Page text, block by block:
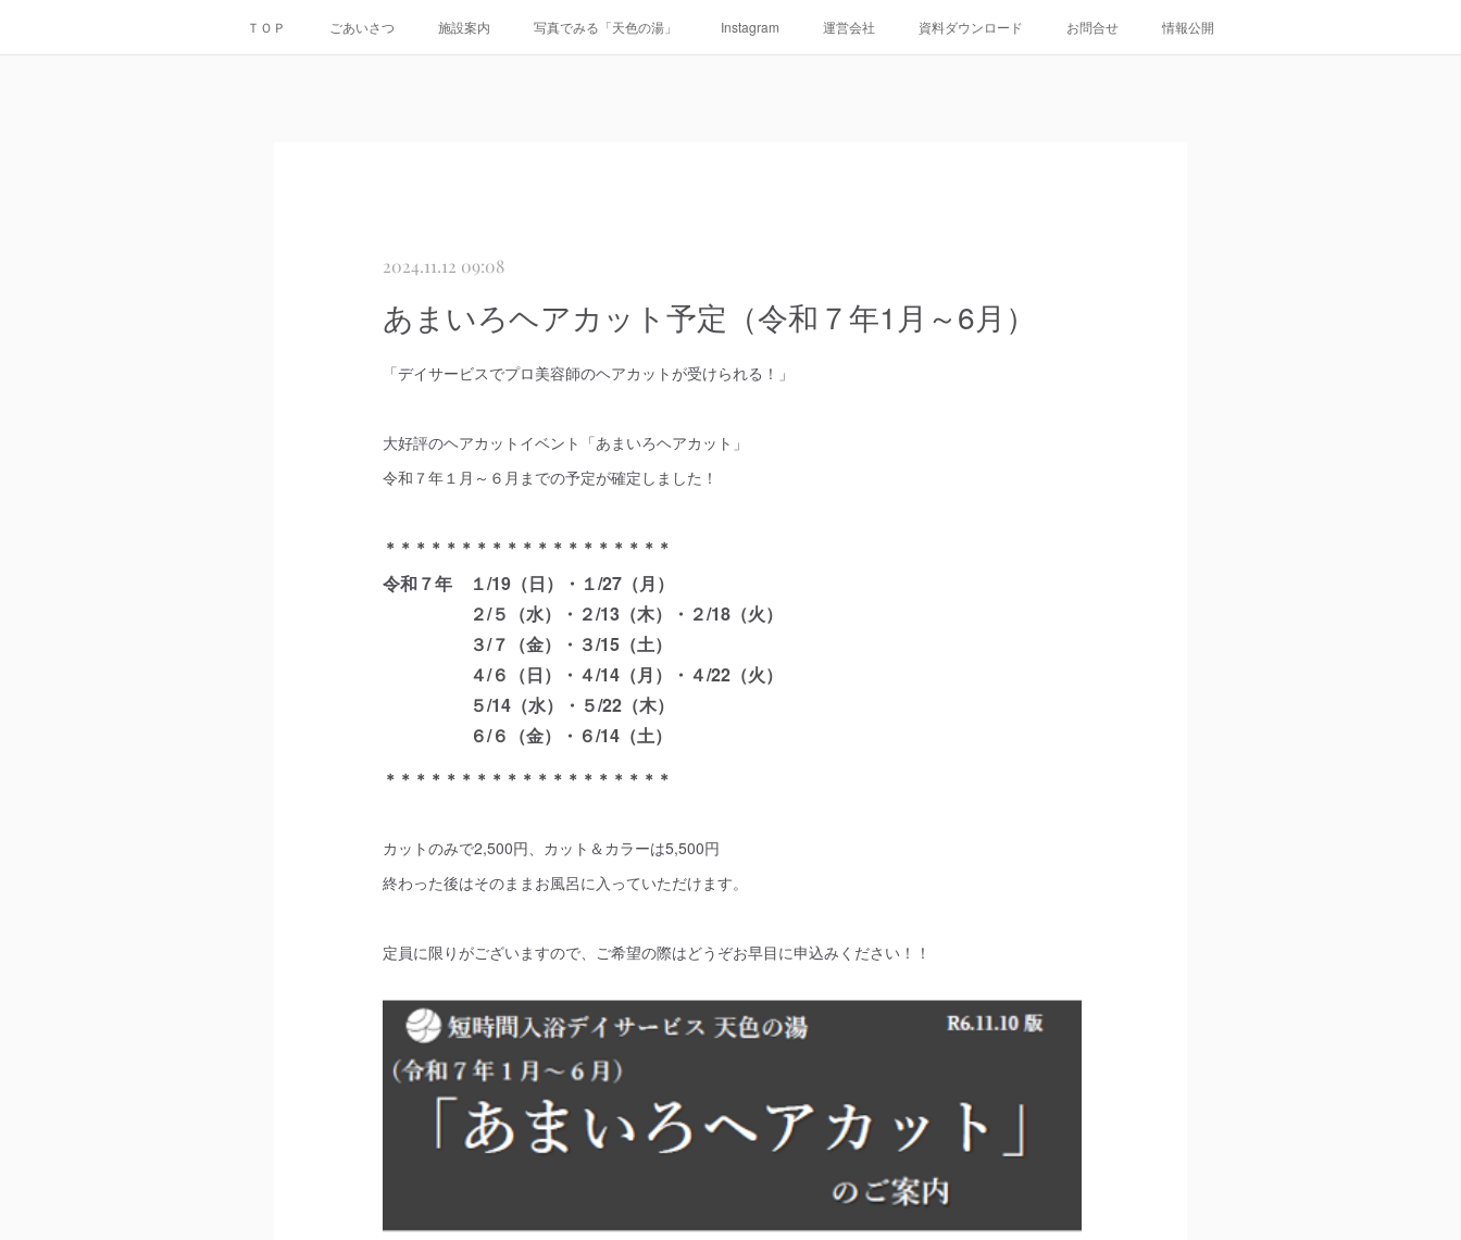
ＴＯＰ ごあいさつ 施設案内 写真でみる「天色の湯」 Instagram 運営会社 資料ダウンロード お問合せ 情報公開
2024.11.12 09:08
あまいろヘアカット予定（令和７年1月～6月）
「デイサービスでプロ美容師のヘアカットが受けられる！」
大好評のヘアカットイベント「あまいろヘアカット」
令和７年１月～６月までの予定が確定しました！
＊＊＊＊＊＊＊＊＊＊＊＊＊＊＊＊＊＊＊
令和７年 １/19（日）・１/27（月）
２/５（水）・２/13（木）・２/18（火）
３/７（金）・３/15（土）
４/６（日）・４/14（月）・４/22（火）
５/14（水）・５/22（木）
６/６（金）・６/14（土）
＊＊＊＊＊＊＊＊＊＊＊＊＊＊＊＊＊＊＊
カットのみで2,500円、カット＆カラーは5,500円
終わった後はそのままお風呂に入っていただけます。
定員に限りがございますので、ご希望の際はどうぞお早目に申込みください！！